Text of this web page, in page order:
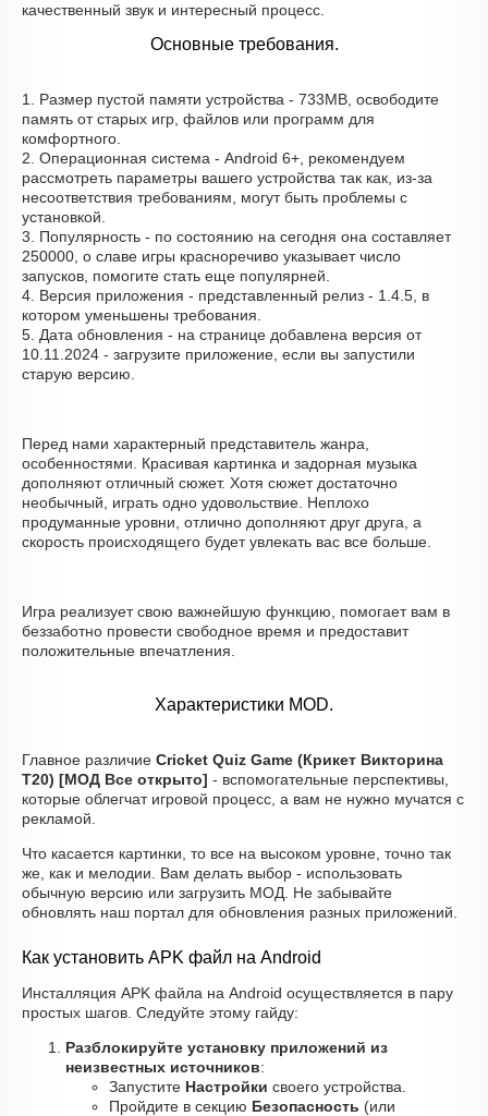
качественный звук и интересный процесс.
Основные требования.
1. Размер пустой памяти устройства - 733MB, освободите
память от старых игр, файлов или программ для
комфортного.
2. Операционная система - Android 6+, рекомендуем
рассмотреть параметры вашего устройства так как, из-за
несоответствия требованиям, могут быть проблемы с
установкой.
3. Популярность - по состоянию на сегодня она составляет
250000, о cлаве игры красноречиво указывает число
запусков, помогите стать еще популярней.
4. Версия приложения - представленный релиз - 1.4.5, в
котором уменьшены требования.
5. Дата обновления - на странице добавлена версия от
10.11.2024 - загрузите приложение, если вы запустили
старую версию.
Перед нами характерный представитель жанра,
особенностями. Красивая картинка и задорная музыка
дополняют отличный сюжет. Хотя сюжет достаточно
необычный, играть одно удовольствие. Неплохо
продуманные уровни, отлично дополняют друг друга, а
скорость происходящего будет увлекать вас все больше.
Игра реализует свою важнейшую функцию, помогает вам в
беззаботно провести свободное время и предоставит
положительные впечатления.
Характеристики MOD.
Главное различие Cricket Quiz Game (Крикет Викторина
Т20) [МОД Все открыто] - вспомогательные перспективы,
которые облегчат игровой процесс, а вам не нужно мучатся с
рекламой.
Что касается картинки, то все на высоком уровне, точно так
же, как и мелодии. Вам делать выбор - использовать
обычную версию или загрузить МОД. Не забывайте
обновлять наш портал для обновления разных приложений.
Как установить APK файл на Android
Инсталляция APK файла на Android осуществляется в пару
простых шагов. Следуйте этому гайду:
Разблокируйте установку приложений из
неизвестных источников:
Запустите Настройки своего устройства.
Пройдите в секцию Безопасность (или